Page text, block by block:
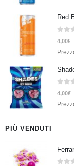
Su
4,00€
Su
4,00€
PIÙ VENDUTI